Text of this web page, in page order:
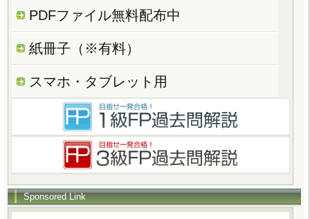
PDFファイル無料配布中
紙冊子（※有料）
スマホ・タブレット用
Sponsored Link